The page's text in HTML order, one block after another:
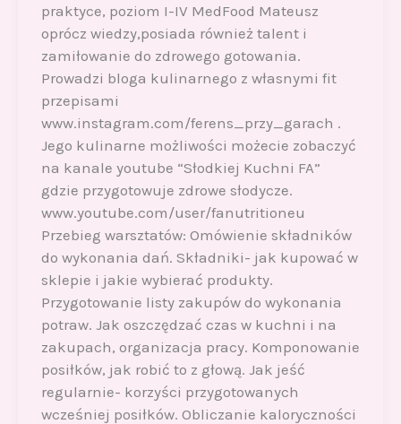
praktyce, poziom I-IV MedFood Mateusz
oprócz wiedzy,posiada również talent i
zamiłowanie do zdrowego gotowania.
Prowadzi bloga kulinarnego z własnymi fit
przepisami
www.instagram.com/ferens_przy_garach .
Jego kulinarne możliwości możecie zobaczyć
na kanale youtube “Słodkiej Kuchni FA”
gdzie przygotowuje zdrowe słodycze.
www.youtube.com/user/fanutritioneu
Przebieg warsztatów: Omówienie składników
do wykonania dań. Składniki- jak kupować w
sklepie i jakie wybierać produkty.
Przygotowanie listy zakupów do wykonania
potraw. Jak oszczędzać czas w kuchni i na
zakupach, organizacja pracy. Komponowanie
posiłków, jak robić to z głową. Jak jeść
regularnie- korzyści przygotowanych
wcześniej posiłków. Obliczanie kaloryczności